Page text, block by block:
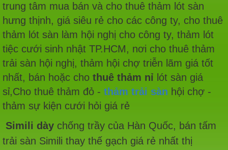
trung tâm mua bán và cho thuê thảm lót sàn
hưng thịnh, giá siêu rẻ cho các công ty, cho thuê
thảm lót sàn làm hội nghị cho công ty, thảm lót
tiệc cưới sinh nhật TP.HCM, nơi cho thuê thảm
trải sàn hội nghị, thảm hội chợ triễn lãm giá tốt
nhất, bán hoặc cho thuê thảm nỉ lót sàn giá
sỉ,Cho thuê thảm đỏ - thảm trải sàn hội chợ -
thảm sự kiện cưới hỏi giá rẻ
Simili dày chống trầy của Hàn Quốc, bán tấm
trải sàn Simili thay thế gạch giá rẻ nhất thị